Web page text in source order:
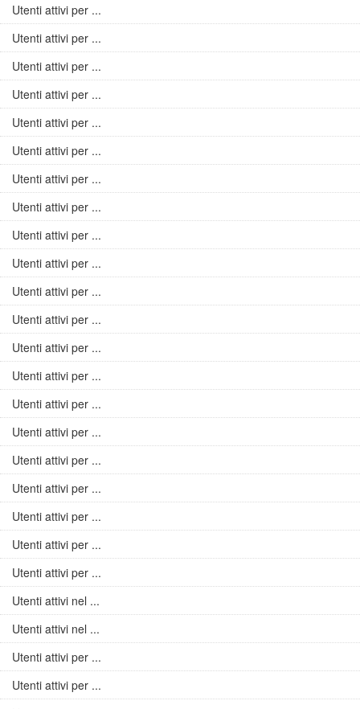
Utenti attivi per ...
Utenti attivi per ...
Utenti attivi per ...
Utenti attivi per ...
Utenti attivi per ...
Utenti attivi per ...
Utenti attivi per ...
Utenti attivi per ...
Utenti attivi per ...
Utenti attivi per ...
Utenti attivi per ...
Utenti attivi per ...
Utenti attivi per ...
Utenti attivi per ...
Utenti attivi per ...
Utenti attivi per ...
Utenti attivi per ...
Utenti attivi per ...
Utenti attivi per ...
Utenti attivi per ...
Utenti attivi per ...
Utenti attivi nel ...
Utenti attivi nel ...
Utenti attivi per ...
Utenti attivi per ...